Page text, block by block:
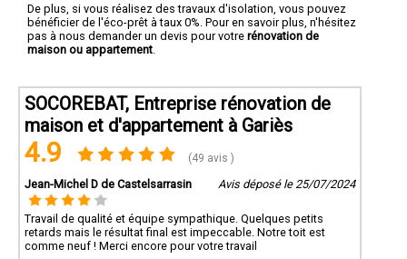
De plus, si vous réalisez des travaux d'isolation, vous pouvez
bénéficier de l'éco-prêt à taux 0%. Pour en savoir plus, n'hésitez
pas à nous demander un devis pour votre rénovation de
maison ou appartement
SOCOREBAT, Entreprise rénovation de
maison et d'appartement à Gariès
4.9 (49 avis )
Jean-Michel D de Castelsarrasin Avis déposé le 25/07/2024
Travail de qualité et équipe sympathique. Quelques petits
retards mais le résultat final est impeccable. Notre toit est
comme neuf ! Merci encore pour votre travail